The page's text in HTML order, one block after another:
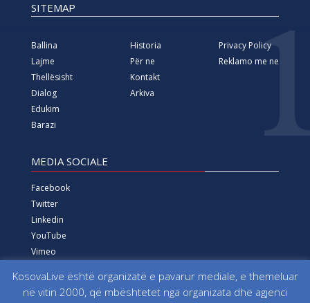
SITEMAP
Ballina
Lajme
Thellësisht
Dialog
Edukim
Barazi
Historia
Për ne
Kontakt
Arkiva
Privacy Policy
Reklamo me ne
MEDIA SOCIALE
Facebook
Twitter
Linkedin
YouTube
Vimeo
KosovaLive është organizatë e pavarur mediale, e themeluar
në vitin 2000, që mbështetet nga organizata dhe agjenci